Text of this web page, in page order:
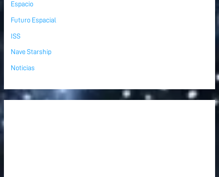
Espacio
Futuro Espacial
ISS
Nave Starship
Noticias